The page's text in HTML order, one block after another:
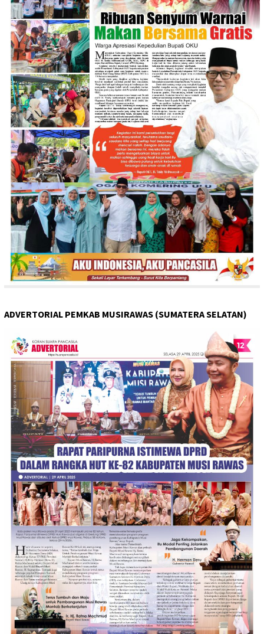
ADVERTORIAL PEMKAB MUSIRAWAS (SUMATERA SELATAN)